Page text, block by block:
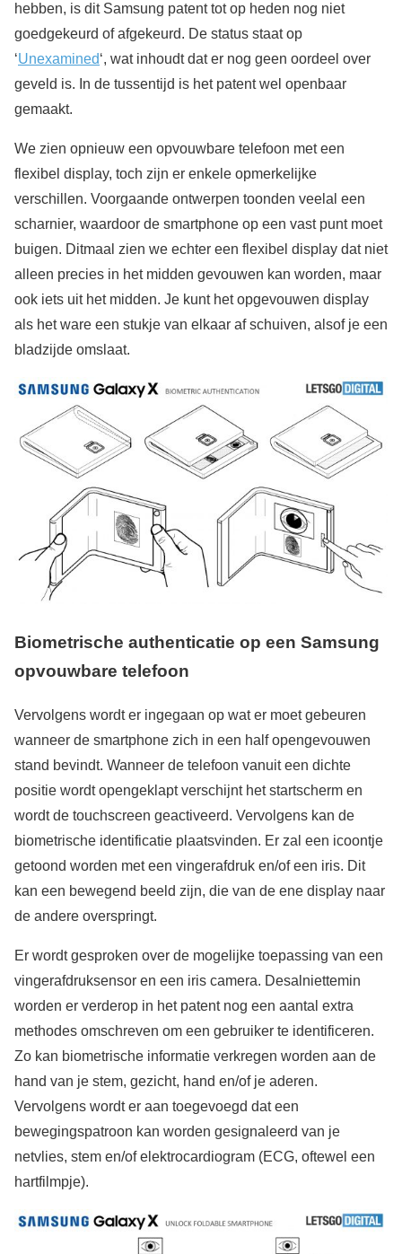
hebben, is dit Samsung patent tot op heden nog niet
goedgekeurd of afgekeurd. De status staat op
‘Unexamined‘, wat inhoudt dat er nog geen oordeel over
geveld is. In de tussentijd is het patent wel openbaar
gemaakt.
We zien opnieuw een opvouwbare telefoon met een
flexibel display, toch zijn er enkele opmerkelijke
verschillen. Voorgaande ontwerpen toonden veelal een
scharnier, waardoor de smartphone op een vast punt moet
buigen. Ditmaal zien we echter een flexibel display dat niet
alleen precies in het midden gevouwen kan worden, maar
ook iets uit het midden. Je kunt het opgevouwen display
als het ware een stukje van elkaar af schuiven, alsof je een
bladzijde omslaat.
Biometrische authenticatie op een Samsung
opvouwbare telefoon
Vervolgens wordt er ingegaan op wat er moet gebeuren
wanneer de smartphone zich in een half opengevouwen
stand bevindt. Wanneer de telefoon vanuit een dichte
positie wordt opengeklapt verschijnt het startscherm en
wordt de touchscreen geactiveerd. Vervolgens kan de
biometrische identificatie plaatsvinden. Er zal een icoontje
getoond worden met een vingerafdruk en/of een iris. Dit
kan een bewegend beeld zijn, die van de ene display naar
de andere overspringt.
Er wordt gesproken over de mogelijke toepassing van een
vingerafdruksensor en een iris camera. Desalniettemin
worden er verderop in het patent nog een aantal extra
methodes omschreven om een gebruiker te identificeren.
Zo kan biometrische informatie verkregen worden aan de
hand van je stem, gezicht, hand en/of je aderen.
Vervolgens wordt er aan toegevoegd dat een
bewegingspatroon kan worden gesignaleerd van je
netvlies, stem en/of elektrocardiogram (ECG, oftewel een
hartfilmpje).